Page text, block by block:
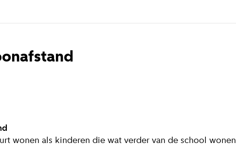
wonen als kinderen die wat verder van de school wonen